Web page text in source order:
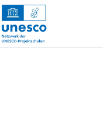
Zum
Inhalt
springen